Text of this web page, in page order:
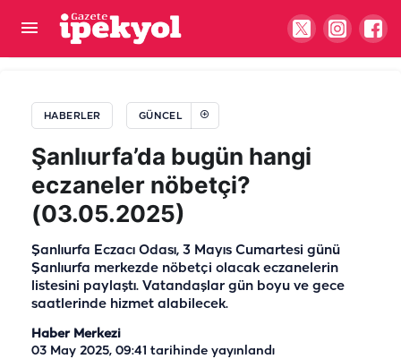
HABERLER GÜNCEL
Şanlıurfa’da bugün hangi
eczaneler nöbetçi?
(03.05.2025)
Şanlıurfa Eczacı Odası, 3 Mayıs Cumartesi günü
Şanlıurfa merkezde nöbetçi olacak eczanelerin
listesini paylaştı. Vatandaşlar gün boyu ve gece
saatlerinde hizmet alabilecek.
Haber Merkezi
03 May 2025, 09:41 tarihinde yayınlandı
Urfalı yönetmen başarıdan başarıya koşuyor! Bir